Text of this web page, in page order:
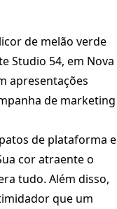
de melão verde
Studio 54, em Nova
apresentações
de marketing
de plataforma e
cor atraente o
tudo. Além disso,
que um